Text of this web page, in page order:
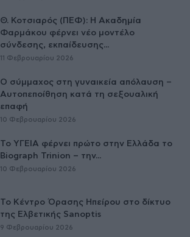
Θ. Κοτσιαρός (ΠΕΦ): Η Ακαδημία
Φαρμάκου φέρνει νέο μοντέλο
σύνδεσης, εκπαίδευσης...
11 Φεβρουαρίου 2026
Ο σύμμαχος στη γυναικεία απόλαυση –
Αυτοπεποίθηση κατά τη σεξουαλική
επαφή
10 Φεβρουαρίου 2026
Το ΥΓΕΙΑ φέρνει πρώτο στην Ελλάδα το
Biograph Trinion – την...
10 Φεβρουαρίου 2026
Το Κέντρο Όρασης Ηπείρου στο δίκτυο
της Ελβετικής Sanoptis
9 Φεβρουαρίου 2026